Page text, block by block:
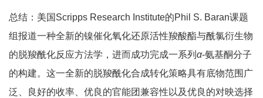
总结：美国Scripps Research Institute的Phil S. Baran课题
组报道一种全新的镍催化氧化还原活性羧酸酯与酰氯衍生物
的脱羧酰化反应方法学，进而成功完成一系列 α-氨基酮分子
的构建。这一全新的脱羧酰化合成转化策略具有底物范围广
泛、良好的收率、优良的官能团兼容性以及优良的对映选择